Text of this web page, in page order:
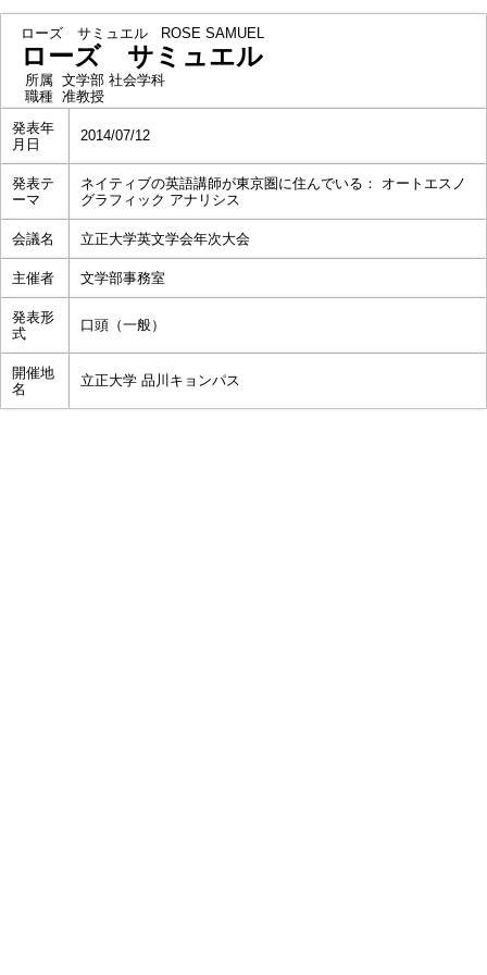
ローズ サミュエル ROSE SAMUEL
ローズ サミュエル
所属 文学部 社会学科
職種 准教授
発表年
月日
2014/07/12
発表テ
ーマ
ネイティブの英語講師が東京圏に住んでいる： オートエスノ
グラフィック アナリシス
会議名 立正大学英文学会年次大会
主催者 文学部事務室
発表形
式
口頭（一般）
開催地
名
立正大学 品川キョンパス